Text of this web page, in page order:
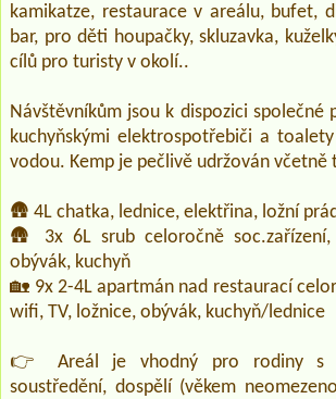
kamikatze, restaurace v areálu, bufet,
bar, pro děti houpačky, skluzavka,
cílů pro turisty v okolí..
Návštěvníkům jsou k dispozici společné
kuchyňskými elektrospotřebiči a
vodou. Kemp je pečlivě udržován včetně
🛖 4L chatka, lednice, elektřina, ložní
🛖 3x 6L srub celoročně
obývák, kuchyň
🏡 9x 2-4L apartmán nad restaurací
wifi, TV, ložnice, obývák, kuchyň/lednice
👉 Areál je vhodný pro rodiny s
soustředění, dospělí (věkem